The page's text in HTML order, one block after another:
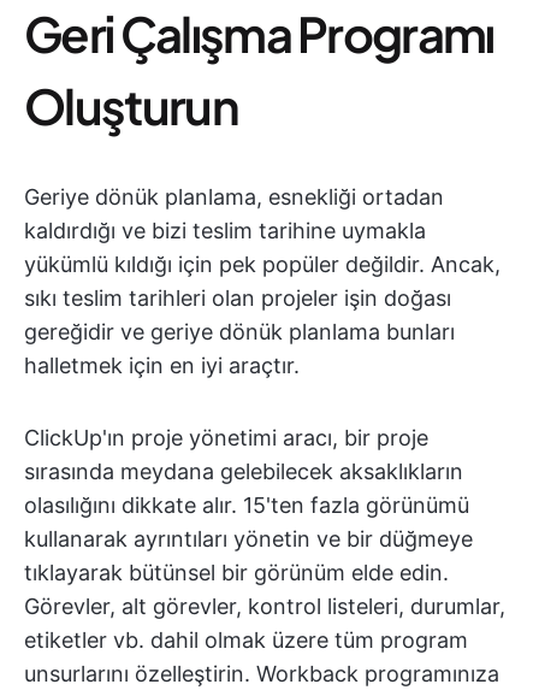
Geri Çalışma Programı
Oluşturun
Geriye dönük planlama, esnekliği ortadan
kaldırdığı ve bizi teslim tarihine uymakla
yükümlü kıldığı için pek popüler değildir. Ancak,
sıkı teslim tarihleri olan projeler işin doğası
gereğidir ve geriye dönük planlama bunları
halletmek için en iyi araçtır.
ClickUp'ın proje yönetimi aracı, bir proje
sırasında meydana gelebilecek aksaklıkların
olasılığını dikkate alır. 15'ten fazla görünümü
kullanarak ayrıntıları yönetin ve bir düğmeye
tıklayarak bütünsel bir görünüm elde edin.
Görevler, alt görevler, kontrol listeleri, durumlar,
etiketler vb. dahil olmak üzere tüm program
unsurlarını özelleştirin. Workback programınıza